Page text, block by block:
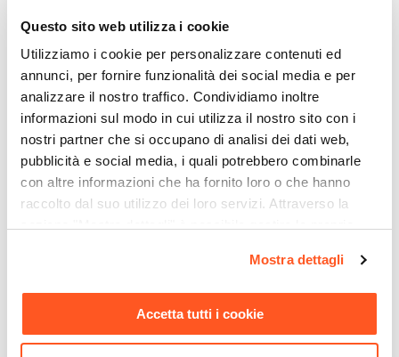
Questo sito web utilizza i cookie
Utilizziamo i cookie per personalizzare contenuti ed
annunci, per fornire funzionalità dei social media e per
analizzare il nostro traffico. Condividiamo inoltre
informazioni sul modo in cui utilizza il nostro sito con i
nostri partner che si occupano di analisi dei dati web,
pubblicità e social media, i quali potrebbero combinarle
con altre informazioni che ha fornito loro o che hanno
raccolto dal suo utilizzo dei loro servizi. Attraverso la
momento. Per maggiori informazioni si invita a leggere la
Mostra dettagli
Accetta tutti i cookie
14 cm
Marca
Azzurra
Serie
Elegance
Colore Specifico
Bianco
Finitura
Altezza Vasca
CODICE:LAV12 CODICE:GUN7
Miscelatore lavabo
prolungato cromato - Gun
€ 74,01